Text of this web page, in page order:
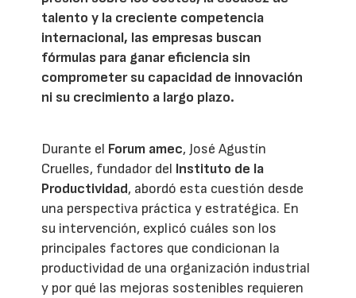
talento y la creciente competencia
internacional, las empresas buscan
fórmulas para ganar eficiencia sin
comprometer su capacidad de innovación
ni su crecimiento a largo plazo.
Durante el Forum amec, José Agustín
Cruelles, fundador del Instituto de la
Productividad, abordó esta cuestión desde
una perspectiva práctica y estratégica. En
su intervención, explicó cuáles son los
principales factores que condicionan la
productividad de una organización industrial
y por qué las mejoras sostenibles requieren